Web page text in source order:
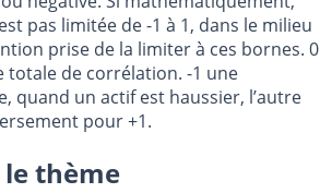
pas limitée de -1 à 1, dans le milieu
prise de la limiter à ces bornes. 0
totale de corrélation. -1 une
quand un actif est haussier, l’autre
pour +1.
thème